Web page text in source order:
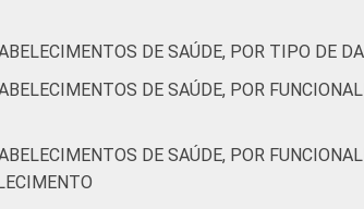
DE SAÚDE, POR TIPO DE
DE SAÚDE, POR
DE SAÚDE, POR